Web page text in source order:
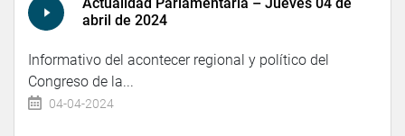
abril de 2024
Informativo del acontecer regional y político del
Congreso de la...
04-04-2024